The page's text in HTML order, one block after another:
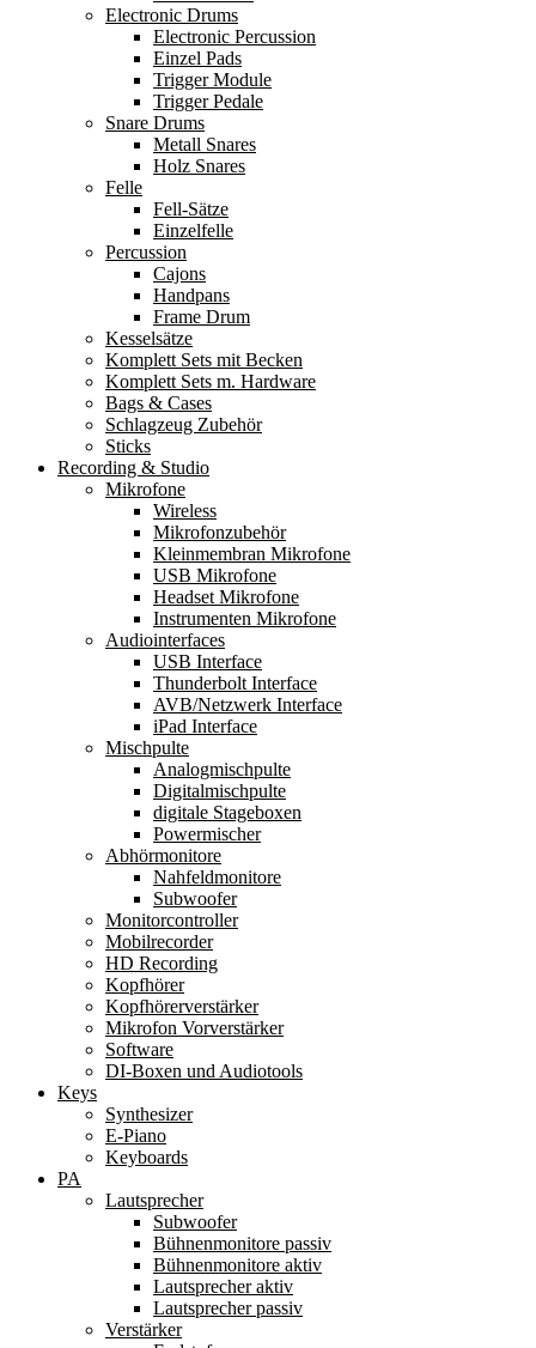
Electronic Drums
Electronic Percussion
Einzel Pads
Trigger Module
Trigger Pedale
Snare Drums
Metall Snares
Holz Snares
Felle
Fell-Sätze
Einzelfelle
Percussion
Cajons
Handpans
Frame Drum
Kesselsätze
Komplett Sets mit Becken
Komplett Sets m. Hardware
Bags & Cases
Schlagzeug Zubehör
Sticks
Recording & Studio
Mikrofone
Wireless
Mikrofonzubehör
Kleinmembran Mikrofone
USB Mikrofone
Headset Mikrofone
Instrumenten Mikrofone
Audiointerfaces
USB Interface
Thunderbolt Interface
AVB/Netzwerk Interface
iPad Interface
Mischpulte
Analogmischpulte
Digitalmischpulte
digitale Stageboxen
Powermischer
Abhörmonitore
Nahfeldmonitore
Subwoofer
Monitorcontroller
Mobilrecorder
HD Recording
Kopfhörer
Kopfhörerverstärker
Mikrofon Vorverstärker
Software
DI-Boxen und Audiotools
Keys
Synthesizer
E-Piano
Keyboards
PA
Lautsprecher
Subwoofer
Bühnenmonitore passiv
Bühnenmonitore aktiv
Lautsprecher aktiv
Lautsprecher passiv
Verstärker